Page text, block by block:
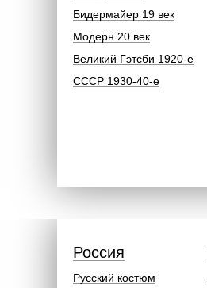
Бидермайер 19 век
Модерн 20 век
Великий Гэтсби 1920-е
СССР 1930-40-е
Русский костюм
Россия